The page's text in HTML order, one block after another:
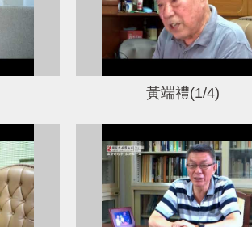
黃端禮(1/4)